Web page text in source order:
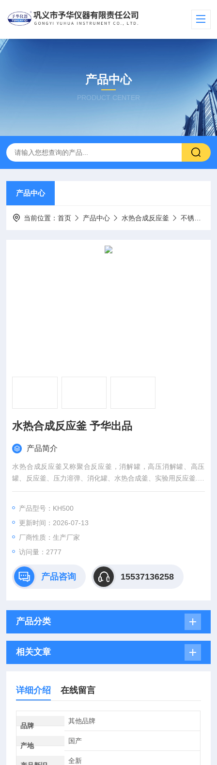
产品中心
PRODUCT CENTER
产品中心
当前位置：首页 产品中心 水热合成反应釜 不锈钢水热合成反应釜
水热合成反应釜 予华出品
产品简介
水热合成反应釜又称聚合反应釜，消解罐，高压消解罐、高压
罐、反应釜、压力溶弹、消化罐、水热合成釜、实验用反应釜.水
热合成反应釜是一种能分解难溶物质的密闭容器。水热合成反应
热合成反应釜也可用于小剂量的合成反应；还可利用罐体内强酸
或强碱且高温高压密闭的环境来达到快速消解难溶物质的目的。
水热合成反应釜 予华出品
产品型号：KH500
更新时间：2026-07-13
厂商性质：生产厂家
访问量：2777
产品咨询 15537136258
产品分类
相关文章
详细介绍 在线留言
品牌
其他品牌
产地
国产
全新